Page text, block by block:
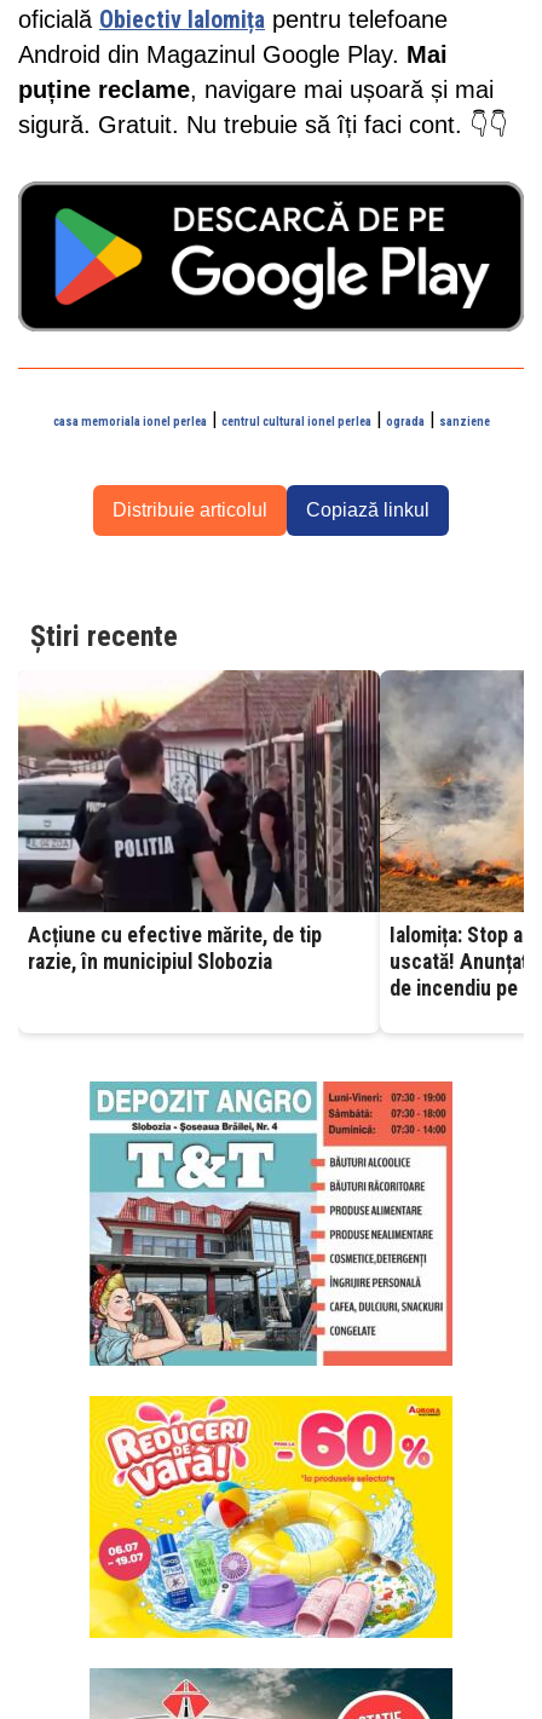
oficială Obiectiv Ialomița pentru telefoane
Android din Magazinul Google Play. Mai
puține reclame, navigare mai ușoară și mai
sigură. Gratuit. Nu trebuie să îți faci cont. 👇👇
casa memoriala ionel perlea| centrul cultural ionel perlea| ograda| sanziene
Distribuie articolul Copiază linkul
Știri recente
Acțiune cu efective mărite, de tip
razie, în municipiul Slobozia
Ialomița: Stop
uscată! Anunțați
de incendiu pe